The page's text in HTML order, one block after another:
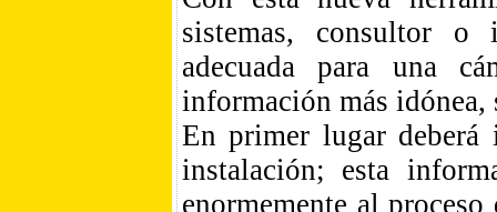
sistemas, consultor o
adecuada para una
información más
En primer lugar
instalación; esta
enormemente al